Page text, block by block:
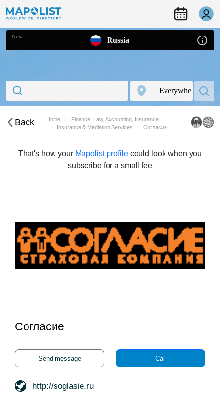
Now Russia
Back Home
Finance, Law, Accounting, Insurance
Insurance & Mediation Services
Согласие
That's how your Mapolist profile could look when you
subscribe for a small fee
Согласие
Send message Call
http://soglasie.ru